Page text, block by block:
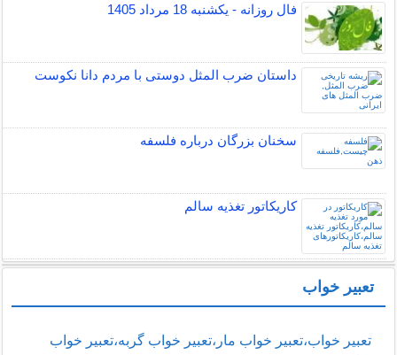
فال روزانه - یکشنبه 18 مرداد 1405
داستان ضرب المثل دوستی با مردم دانا نكوست
سخنان بزرگان درباره فلسفه
کاریکاتور تغذیه سالم
تعبیر خواب
تعبیر خواب،تعبیر خواب مار،تعبیر خواب گربه،تعبیر خواب